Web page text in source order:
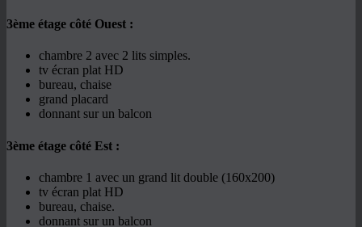
3ème étage côté Ouest :
chambre 2 avec 2 lits simples.
tv écran plat HD
bureau, chaise
grand placard
donnant sur un balcon
3ème étage côté Est :
chambre 1 avec un grand lit double (160x200)
tv écran plat HD
bureau, chaise.
donnant sur un balcon